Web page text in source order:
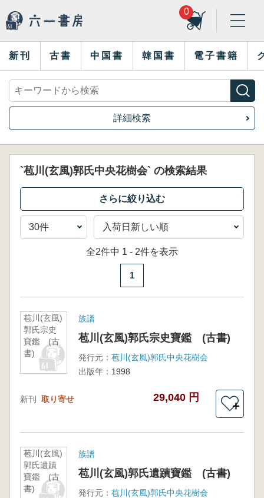
0
新刊 古書 中国書 韓国書 電子書籍
詳細検索
`苞川(玄風)郭氏中央花樹会` の検索結果
全2件中 1 - 2件を表示
1
苞川(玄風)
郭氏宗史
寶鑑 (古
書)
族譜
苞川(玄風)郭氏宗史寶鑑 (古書)
発行元： 苞川(玄風)郭氏中央花樹会
出版年： 1998
新刊 取り寄せ 29,040 円
＋
苞川(玄風)
郭氏遺蹟
寶鑑 (古
書)
族譜
苞川(玄風)郭氏遺蹟寶鑑 (古書)
発行元： 苞川(玄風)郭氏中央花樹会